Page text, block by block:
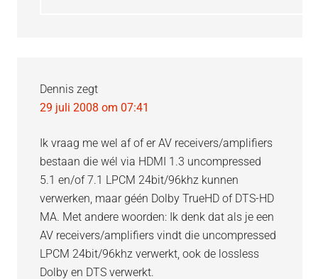
Dennis zegt
29 juli 2008 om 07:41
Ik vraag me wel af of er AV receivers/amplifiers
bestaan die wél via HDMI 1.3 uncompressed
5.1 en/of 7.1 LPCM 24bit/96khz kunnen
verwerken, maar géén Dolby TrueHD of DTS-HD
MA. Met andere woorden: Ik denk dat als je een
AV receivers/amplifiers vindt die uncompressed
LPCM 24bit/96khz verwerkt, ook de lossless
Dolby en DTS verwerkt.